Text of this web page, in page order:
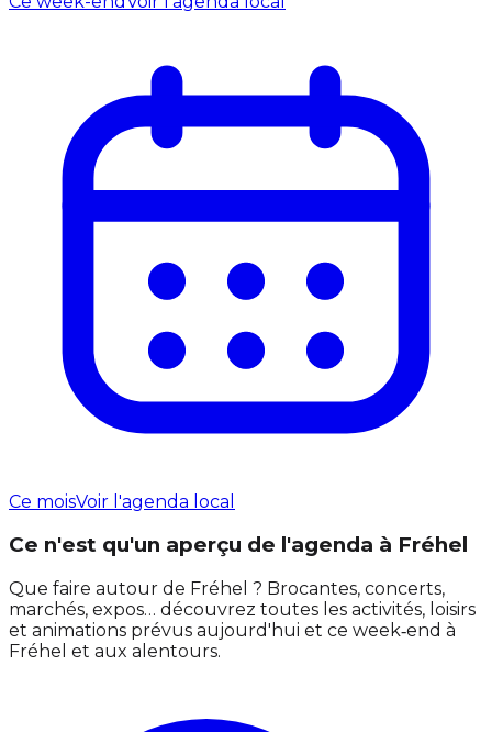
Ce moisVoir l'agenda local
Ce n'est qu'un aperçu de l'agenda à Fréhel
Que faire autour de Fréhel ? Brocantes, concerts,
marchés, expos… découvrez toutes les activités, loisirs
et animations prévus aujourd'hui et ce week‑end à
Fréhel et aux alentours.